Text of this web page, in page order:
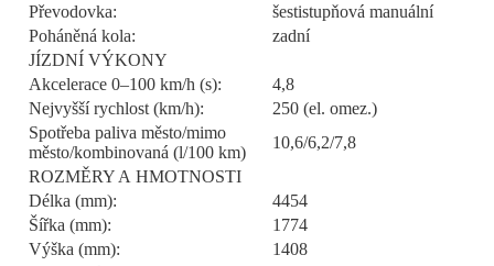
Převodovka:
šestistupňová manuální
Poháněná kola:
zadní
JÍZDNÍ VÝKONY
Akcelerace 0–100 km/h (s):
4,8
Nejvyšší rychlost (km/h):
250 (el. omez.)
Spotřeba paliva město/mimo
město/kombinovaná (l/100 km)
10,6/6,2/7,8
ROZMĚRY A HMOTNOSTI
Délka (mm):
4454
Šířka (mm):
1774
Výška (mm):
1408